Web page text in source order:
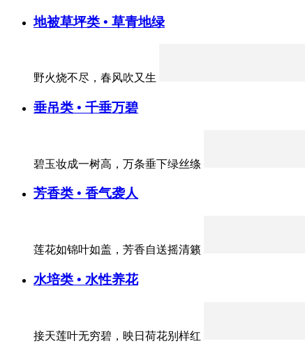
地被草坪类 • 草青地绿
野火烧不尽，春风吹又生
垂吊类 • 千垂万碧
碧玉妆成一树高，万条垂下绿丝绦
芳香类 • 香气袭人
莲花如锦叶如盖，芳香自送摇清籁
水培类 • 水性养花
接天莲叶无穷碧，映日荷花别样红